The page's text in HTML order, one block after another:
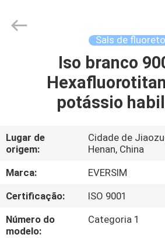
VÍDEOS
SOBRE
NÓS
Imp.&Exp.Co.,Ltd.
Sals de fluoreto
Iso branco
potássio
Lugar de
origem:
Cidade de
Henan, China
Marca:
EVERSIM
Certificação:
ISO 9001
Número do
modelo:
Categoria 1